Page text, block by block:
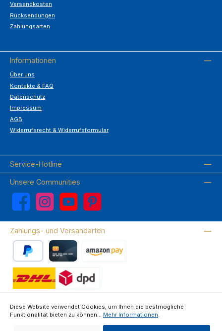
Versandkosten
Rücksendungen
Zahlungsarten
Informationen
Über uns
Kontakte & FAQ
Datenschutz
Impressum
AGB
Widerrufsrecht & Widerrufsformular
Service-Hotline
Unsere Communities
Facebook Instagram YouTube Pinterest
Zahlungs- und Versandarten
Über uns Kontakte & FAQ Datenschutz Impressum
Diese Website verwendet Cookies, um Ihnen die bestmögliche
Funktionalität bieten zu können... Mehr Informationen.